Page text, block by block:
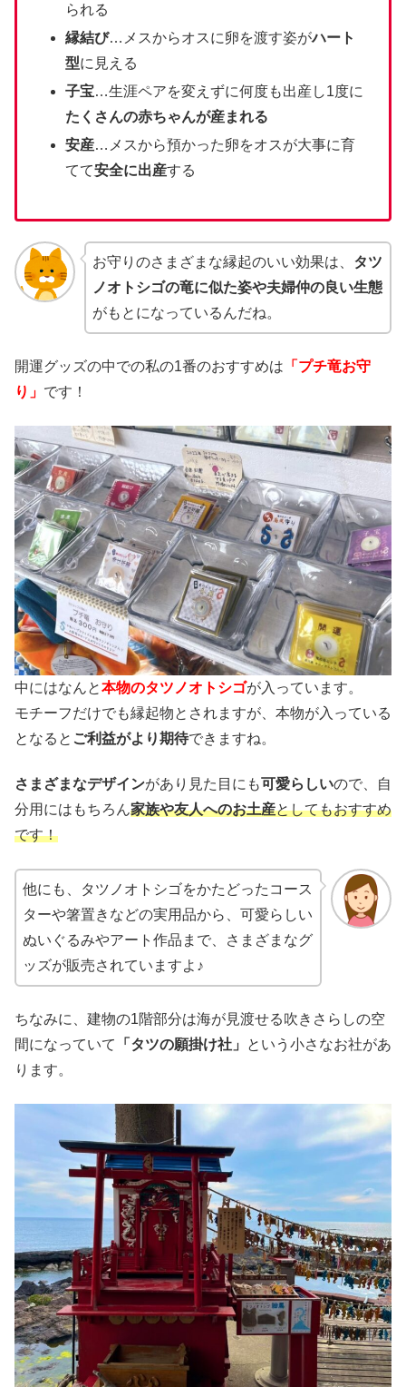
られる
縁結び…メスからオスに卵を渡す姿がハート
型に見える
子宝…生涯ペアを変えずに何度も出産し1度に
たくさんの赤ちゃんが産まれる
安産…メスから預かった卵をオスが大事に育
てて安全に出産する
お守りのさまざまな縁起のいい効果は、 タツ
ノオトシゴの竜に似た姿や夫婦仲の良い生態
がもとになっているんだね。
開運グッズの中での私の1番のおすすめは 「プチ竜お守
り」 です！
中にはなんと本物のタツノオトシゴが入っています。
モチーフだけでも縁起物とされますが、本物が入っている
となると ご利益がより期待できますね。
さまざまなデザインがあり見た目にも可愛らしいので、自
分用にはもちろん家族や友人へのお土産としてもおすすめ
です！
他にも、タツノオトシゴをかたどったコース
ターや箸置きなどの実用品から、可愛らしい
ぬいぐるみやアート作品まで、さまざまなグ
ッズが販売されていますよ♪
ちなみに、建物の1階部分は海が見渡せる吹きさらしの空
間になっていて
「タツの願掛け社」
という小さなお社があ
ります。